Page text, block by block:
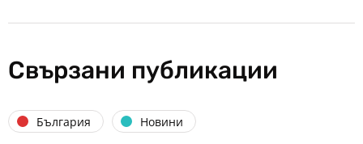
Свързани публикации
България Новини